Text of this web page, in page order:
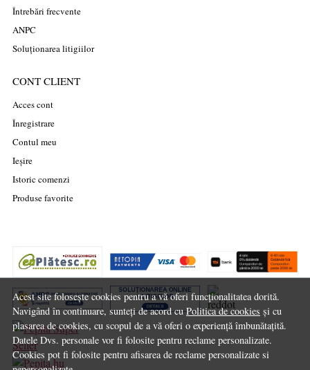
Acest site folosește cookies pentru a vă oferi funcționalitatea dorită.
Navigând în continuare, sunteți de acord cuPolitica de cookies și cu
plasarea de cookies, cu scopul de a vă oferi o experiență îmbunătațită.
Datele Dvs. personale vor fi folosite pentru reclame personalizate.
Cookies pot fi folosite pentru afisarea de reclame personalizate si
Întrebări frecvente
ANPC
Soluționarea litigiilor
CONT CLIENT
Acces cont
Înregistrare
Contul meu
Ieșire
Istoric comenzi
Produse favorite